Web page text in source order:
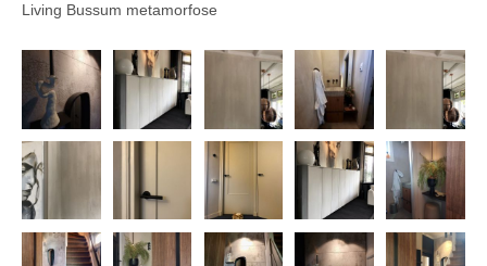
Living Bussum metamorfose